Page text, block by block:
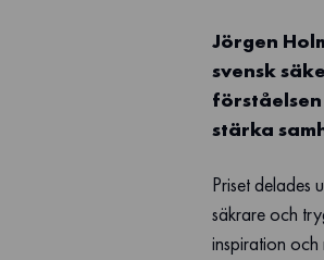
Jörgen
svensk
stärka
Priset delades
säkrare och
inspiration och